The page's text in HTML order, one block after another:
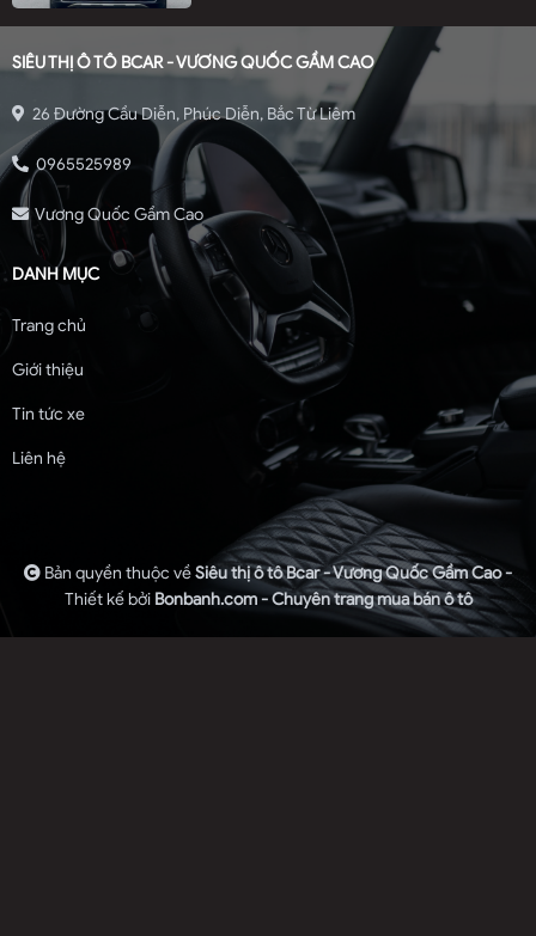
SIÊU THỊ Ô TÔ BCAR - VƯƠNG QUỐC GẦM CAO
26 Đường Cầu Diễn, Phúc Diễn, Bắc Từ Liêm
0965525989
Vương Quốc Gầm Cao
DANH MỤC
Trang chủ
Giới thiệu
Tin tức xe
Liên hệ
Bản quyền thuộc vềSiêu thị ô tô Bcar - Vương Quốc Gầm Cao -
Thiết kế bởi Bonbanh.com - Chuyên trang mua bán ô tô